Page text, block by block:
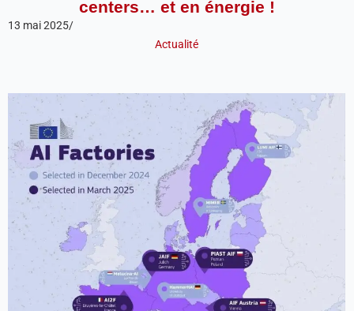
centers… et en énergie !
13 mai 2025/
Actualité